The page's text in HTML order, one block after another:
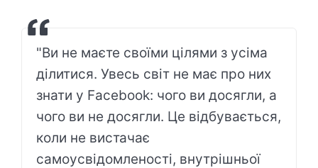
"Ви не маєте своїми цілями з усіма
ділитися. Увесь світ не має про них
знати у Facebook: чого ви досягли, а
чого ви не досягли. Це відбувається,
коли не вистачає
самоусвідомленості, внутрішньої